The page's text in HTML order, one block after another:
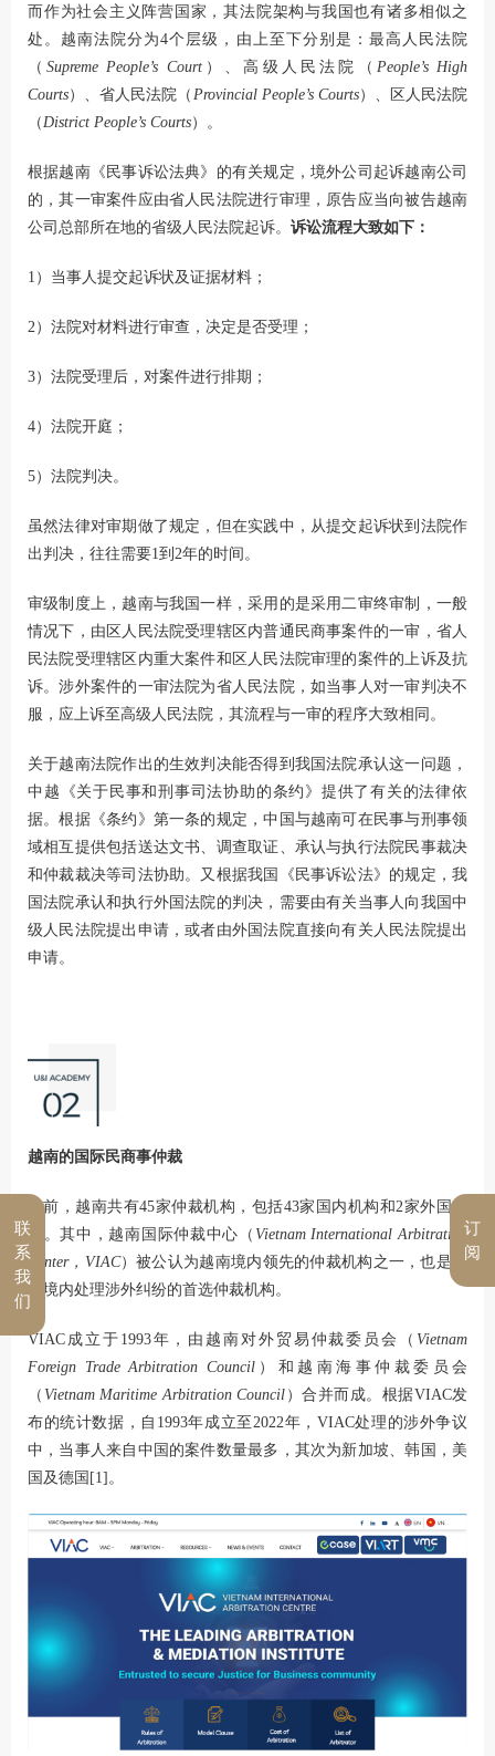
而作为社会主义阵营国家，其法院架构与我国也有诸多相似之
处。越南法院分为4个层级，由上至下分别是：最高人民法院
（Supreme People’s Court）、高级人民法院（ People’s High
Courts）、省人民法院（ Provincial People’s Courts）、区人民法院
（ District People’s Courts）。
根据越南《民事诉讼法典》的有关规定，境外公司起诉越南公司
的，其一审案件应由省人民法院进行审理，原告应当向被告越南
公司总部所在地的省级人民法院起诉。 诉讼流程大致如下：
1）当事人提交起诉状及证据材料；
2）法院对材料进行审查，决定是否受理；
3）法院受理后，对案件进行排期；
4）法院开庭；
5）法院判决。
虽然法律对审期做了规定，但在实践中，从提交起诉状到法院作
出判决，往往需要1到2年的时间。
审级制度上，越南与我国一样，采用的是采用二审终审制，一般
情况下，由区人民法院受理辖区内普通民商事案件的一审，省人
民法院受理辖区内重大案件和区人民法院审理的案件的上诉及抗
诉。涉外案件的一审法院为省人民法院，如当事人对一审判决不
服，应上诉至高级人民法院，其流程与一审的程序大致相同。
关于越南法院作出的生效判决能否得到我国法院承认这一问题，
中越《关于民事和刑事司法协助的条约》提供了有关的法律依
据。根据《条约》第一条的规定，中国与越南可在民事与刑事领
域相互提供包括送达文书、调查取证、承认与执行法院民事裁决
和仲裁裁决等司法协助。又根据我国《民事诉讼法》的规定，我
国法院承认和执行外国法院的判决，需要由有关当事人向我国中
级人民法院提出申请，或者由外国法院直接向有关人民法院提出
申请。
越南的国际民商事仲裁
目前，越南共有45家仲裁机构，包括43家国内机构和2家外国机
构。其中，越南国际仲裁中心（ Vietnam International Arbitration
Center，VIAC）被公认为越南境内领先的仲裁机构之一，也是越
南境内处理涉外纠纷的首选仲裁机构。
VIAC成立于1993年，由越南对外贸易仲裁委员会（ Vietnam
Foreign Trade Arbitration Council）和越南海事仲裁委员会
（ Vietnam Maritime Arbitration Council ）合并而成。根据VIAC发
布的统计数据，自1993年成立至2022年，VIAC处理的涉外争议
中，当事人来自中国的案件数量最多，其次为新加坡、韩国，美
国及德国[1]。
订
阅
联
系
我
们